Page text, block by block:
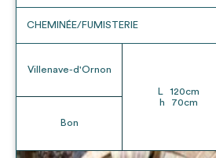
CHEMINÉE/FUMISTERIE
Villenave-d'Ornon
Bon
L 120cm
h
70cm